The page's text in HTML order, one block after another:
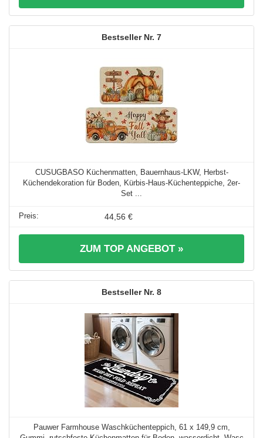
7
CUSUGBASO Küchenmatten, Bauernhaus-LKW, Herbst-
Küchendekoration für Boden, Kürbis-Haus-Küchenteppiche, 2er-
Set ...
44,56 €
ZUM TOP ANGEBOT »
8
Pauwer Farmhouse Waschküchenteppich, 61 x 149,9 cm,